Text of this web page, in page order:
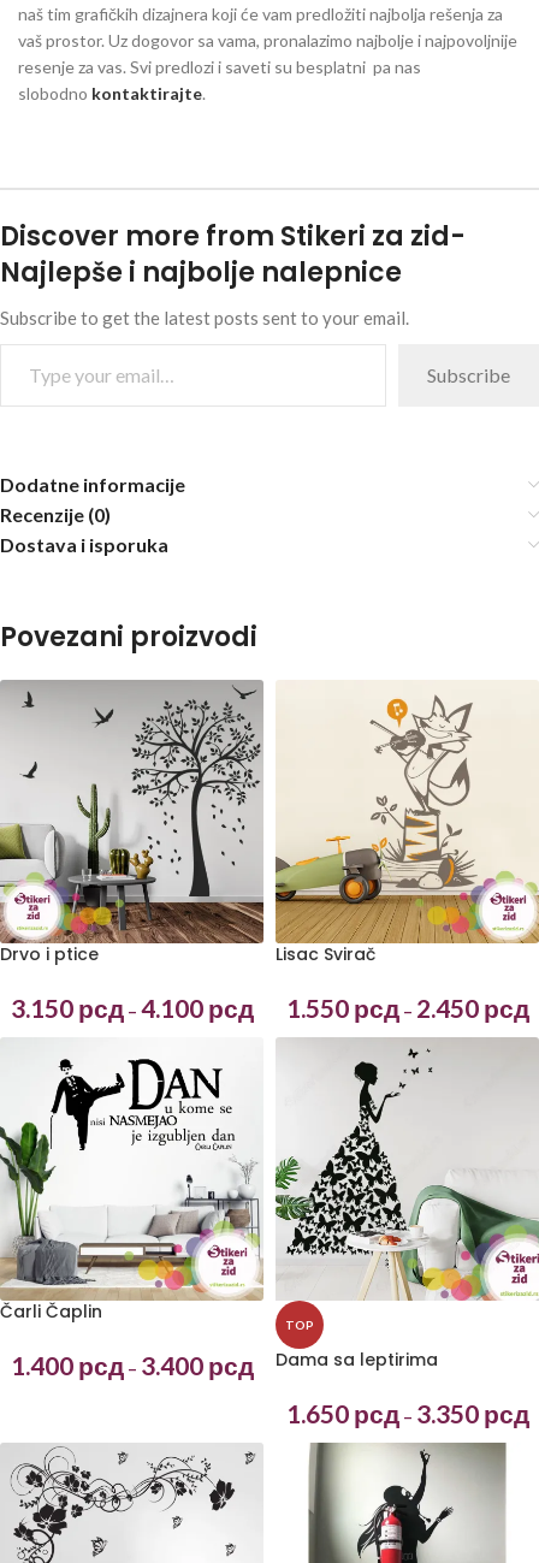
naš tim grafičkih dizajnera koji će vam predložiti najbolja rešenja za
vaš prostor. Uz dogovor sa vama, pronalazimo najbolje i najpovoljnije
resenje za vas. Svi predlozi i saveti su besplatni pa nas
slobodno kontaktirajte.
Discover more from Stikeri za zid-
Najlepše i najbolje nalepnice
Subscribe to get the latest posts sent to your email.
Subscribe
Dodatne informacije
Recenzije (0)
Dostava i isporuka
Povezani proizvodi
Drvo i ptice
3.150 рсд – 4.100 рсд
Lisac Svirač
1.550 рсд – 2.450 рсд
Čarli Čaplin
1.400 рсд – 3.400 рсд
TOP
Dama sa leptirima
1.650 рсд – 3.350 рсд